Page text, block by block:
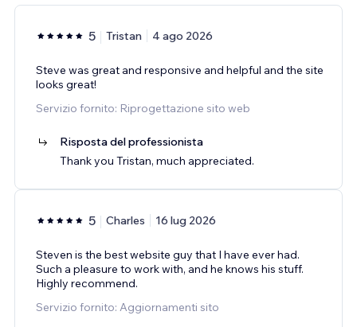
5 Tristan 4 ago 2026
Steve was great and responsive and helpful and the site
looks great!
Servizio fornito: Riprogettazione sito web
Risposta del professionista
Thank you Tristan, much appreciated.
5 Charles 16 lug 2026
Steven is the best website guy that I have ever had.
Such a pleasure to work with, and he knows his stuff.
Highly recommend.
Servizio fornito: Aggiornamenti sito